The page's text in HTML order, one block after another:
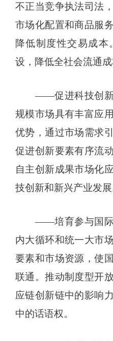
不正当竞争执法司法
市场化配置和商品服
降低制度性交易成本
设，降低全社会流通成
——促进科技创新
规模市场具有丰富应
优势，通过市场需求
促进创新要素有序流
自主创新成果市场化
技创新和新兴产业发展
——培育参与国际
内大循环和统一大市
要素和市场资源，使
联通。推动制度型开
应链创新链中的影响
中的话语权。